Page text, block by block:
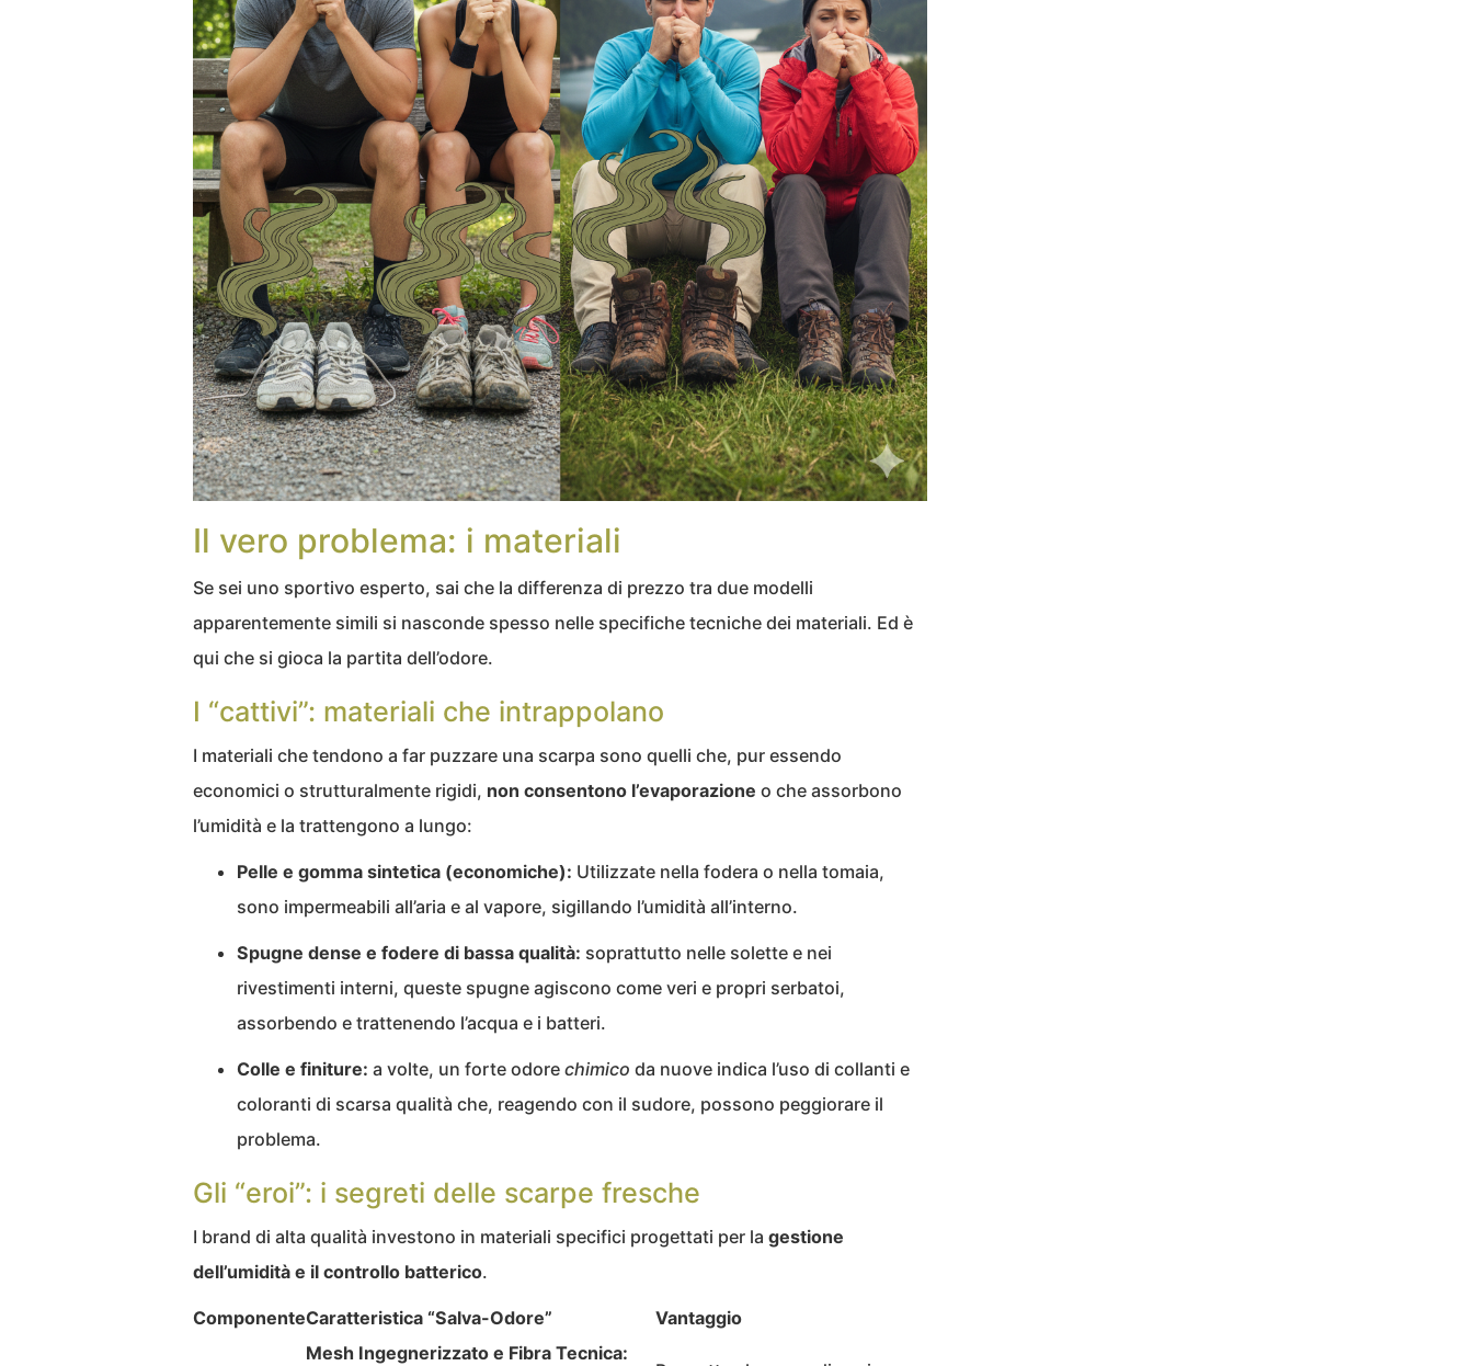
Il vero problema: i materiali
Se sei uno sportivo esperto, sai che la differenza di prezzo tra due modelli
apparentemente simili si nasconde spesso nelle specifiche tecniche dei materiali. Ed è
qui che si gioca la partita dell’odore.
I “cattivi”: materiali che intrappolano
I materiali che tendono a far puzzare una scarpa sono quelli che, pur essendo
economici o strutturalmente rigidi, non consentono l’evaporazione o che assorbono
l’umidità e la trattengono a lungo:
Pelle e gomma sintetica (economiche): Utilizzate nella fodera o nella tomaia,
sono impermeabili all’aria e al vapore, sigillando l’umidità all’interno.
Spugne dense e fodere di bassa qualità: soprattutto nelle solette e nei
rivestimenti interni, queste spugne agiscono come veri e propri serbatoi,
assorbendo e trattenendo l’acqua e i batteri.
Colle e finiture: a volte, un forte odore chimico da nuove indica l’uso di collanti e
coloranti di scarsa qualità che, reagendo con il sudore, possono peggiorare il
problema.
Gli “eroi”: i segreti delle scarpe fresche
I brand di alta qualità investono in materiali specifici progettati per la gestione
dell’umidità e il controllo batterico.
ComponenteCaratteristica “Salva-Odore”
Vantaggio
Mesh Ingegnerizzato e Fibra Tecnica: